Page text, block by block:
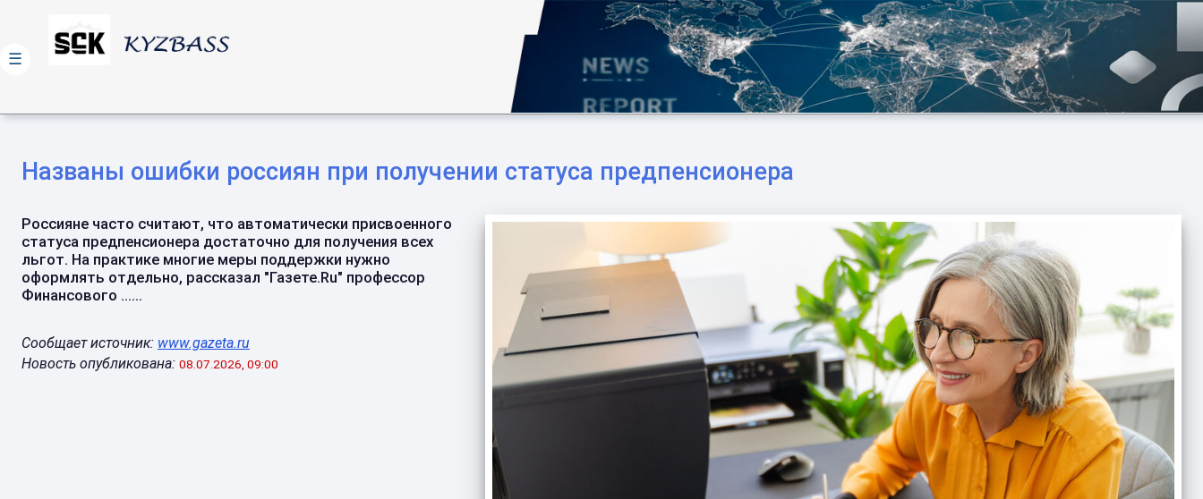
Названы ошибки россиян при получении статуса предпенсионера
Россияне часто считают, что автоматически присвоенного
статуса предпенсионера достаточно для получения всех
льгот. На практике многие меры поддержки нужно
оформлять отдельно, рассказал "Газете.Ru" профессор
Финансового ......
Сообщает источник: www.gazeta.ru
Новость опубликована: 08.07.2026, 09:00
☰